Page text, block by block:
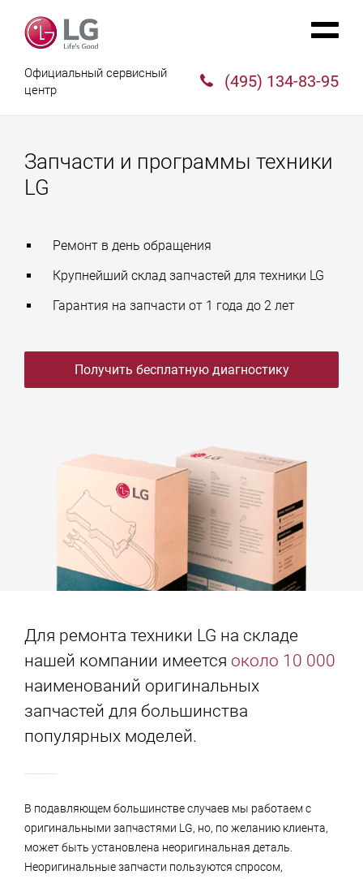
Официальный сервисный
центр
(495) 134-83-95
Запчасти и программы техники
LG
Ремонт в день обращения
Крупнейший склад запчастей для техники LG
Гарантия на запчасти от 1 года до 2 лет
Получить бесплатную диагностику
Для ремонта техники LG на складе
нашей компании имеется около 10 000
наименований оригинальных
запчастей для большинства
популярных моделей.
В подавляющем большинстве случаев мы работаем с
оригинальными запчастями LG, но, по желанию клиента,
может быть установлена неоригинальная деталь.
Неоригинальные запчасти пользуются спросом,